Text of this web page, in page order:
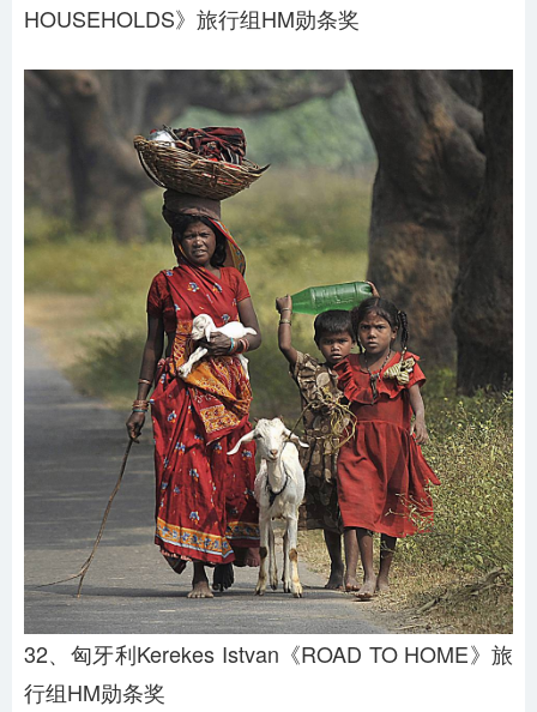
HOUSEHOLDS》旅行组HM勋条奖
32、匈牙利Kerekes Istvan《ROAD TO HOME》旅
行组HM勋条奖